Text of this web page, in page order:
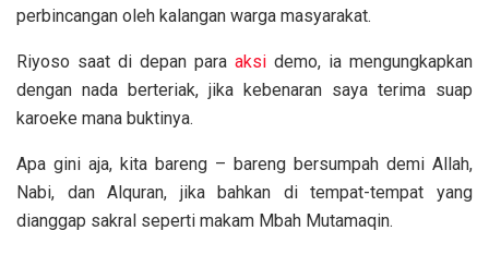
perbincangan oleh kalangan warga masyarakat.
Riyoso saat di depan para aksi demo, ia mengungkapkan
dengan nada berteriak, jika kebenaran saya terima suap
karoeke mana buktinya.
Apa gini aja, kita bareng – bareng bersumpah demi Allah,
Nabi, dan Alquran, jika bahkan di tempat-tempat yang
dianggap sakral seperti makam Mbah Mutamaqin.